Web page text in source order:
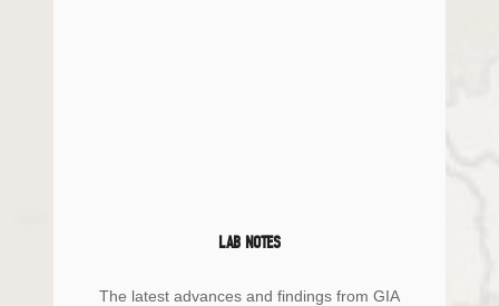
LAB NOTES
The latest advances and findings from GIA